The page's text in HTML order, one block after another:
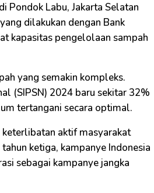
Pondok Labu, Jakarta Selatan
dilakukan dengan Bank
kapasitas pengelolaan sampah
yang semakin kompleks.
(SIPSN) 2024 baru sekitar 32%
tertangani secara optimal.
keterlibatan aktif masyarakat
ketiga, kampanye Indonesia
sebagai kampanye jangka